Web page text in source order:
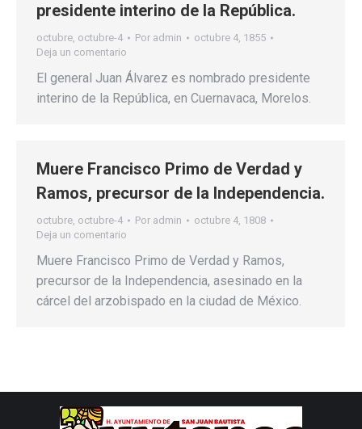
presidente interino de la República.
octubre, octubre-4 Por admin
octubre 4, 1855
Deja un comentario
El general Juan Álvarez es nombrado presidente
interino de la República, en Cuernavaca, Morelos.
Muere Francisco Primo de Verdad y
Ramos, precursor de la Independencia.
octubre, octubre-4 Por admin
octubre 4, 1808
Deja un comentario
Muere Francisco Primo de Verdad y Ramos,
precursor de la Independencia, asesinado en la
cárcel del arzobispado en la ciudad de México.